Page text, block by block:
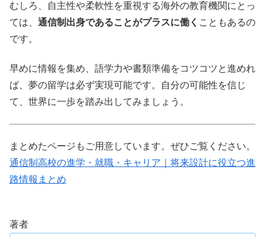
むしろ、自主性や柔軟性を重視する海外の教育機関にとっ
ては、 通信制出身であることがプラスに働く こともあるの
です。
早めに情報を集め、語学力や書類準備をコツコツと進めれ
ば、夢の留学は必ず実現可能です。自分の可能性を信じ
て、世界に一歩を踏み出してみましょう。
まとめたページもご用意しています。ぜひご覧ください。
通信制高校の進学・就職・キャリア｜将来設計に役立つ進
路情報まとめ
著者